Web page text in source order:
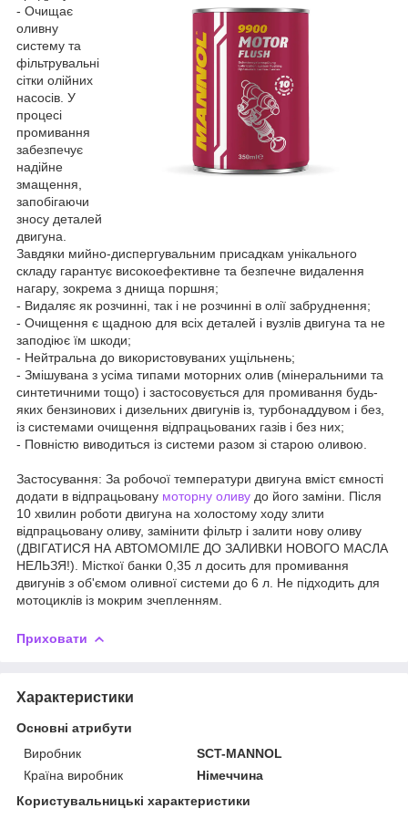
- Очищає
оливну
систему та
фільтрувальні
сітки олійних
насосів. У
процесі
промивання
забезпечує
надійне
змащення,
запобігаючи
зносу деталей
двигуна.
Завдяки мийно-диспергувальним присадкам унікального
складу гарантує високоефективне та безпечне видалення
нагару, зокрема з днища поршня;
- Видаляє як розчинні, так і не розчинні в олії забруднення;
- Очищення є щадною для всіх деталей і вузлів двигуна та не
заподіює їм шкоди;
- Нейтральна до використовуваних ущільнень;
- Змішувана з усіма типами моторних олив (мінеральними та
синтетичними тощо) і застосовується для промивання будь-
яких бензинових і дизельних двигунів із, турбонаддувом і без,
із системами очищення відпрацьованих газів і без них;
- Повністю виводиться із системи разом зі старою оливою.
Застосування: За робочої температури двигуна вміст ємності
додати в відпрацьовану моторну оливу до його заміни. Після
10 хвилин роботи двигуна на холостому ходу злити
відпрацьовану оливу, замінити фільтр і залити нову оливу
(ДВІГАТИСЯ НА АВТОМОМІЛЕ ДО ЗАЛИВКИ НОВОГО МАСЛА
НЕЛЬЗЯ!). Місткої банки 0,35 л досить для промивання
двигунів з об'ємом оливної системи до 6 л. Не підходить для
мотоциклів із мокрим зчепленням.
Приховати
Характеристики
Основні атрибути
Виробник
SCT-MANNOL
Країна виробник
Німеччина
Користувальницькі характеристики